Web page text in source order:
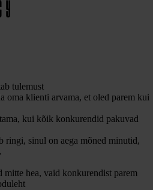
tulemust
oma klienti arvama, et oled parem kui
kui kõik konkurendid pakuvad
ringi, sinul on aega mõned minutid,
mitte hea, vaid konkurendist parem